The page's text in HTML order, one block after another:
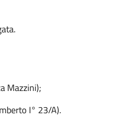
Mazzini);
I° 23/A).